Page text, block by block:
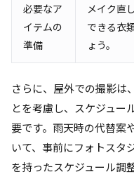
必要なア
イテムの
準備
メイク直
できる衣
ょう。
さらに、屋外での撮影は
とを考慮し、スケジュー
要です。雨天時の代替案
いて、事前にフォトスタ
を持ったスケジュール調